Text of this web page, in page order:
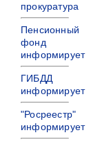
прокуратура
Пенсионный
фонд
информирует
ГИБДД
информирует
"Росреестр"
информирует